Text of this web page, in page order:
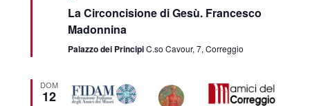
La Circoncisione di Gesù. Francesco
Madonnina
Palazzo dei PrincipiC.so Cavour, 7, Correggio
DOM
12